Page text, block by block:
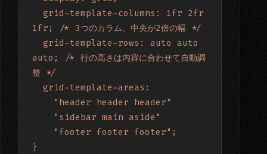
1fr; /* 3つのカラム、中央が2倍の幅 */
auto; /* 行の高さは内容に合わせて自動調
整 */
}